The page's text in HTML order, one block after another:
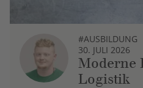
#AUSBILDUNG
30. JULI 2026
Moderne
Logistik